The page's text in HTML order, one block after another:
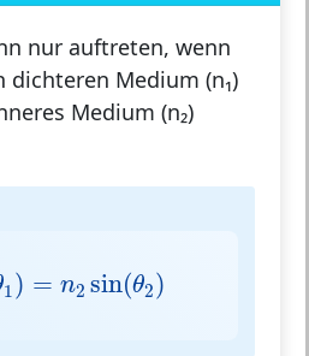
nur auftreten, wenn
dichteren Medium (n₁)
Medium (n₂)
1) = n2 sin(θ2)
1 n2 sin(θ2 )